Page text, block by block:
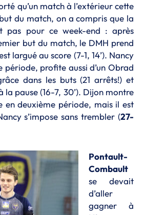
qu’un match à l’extérieur cette
du match, on a compris que la
pas pour ce week-end : après
but du match, le DMH prend
largué au score (7-1, 14’). Nancy
période, profite aussi d’un Obrad
dans les buts (21 arrêts!) et
la pause (16-7, 30’). Dijon montre
en deuxième période, mais il est
s’impose sans trembler (27-
Pontault-
Combault
se devait
d’aller
gagner à